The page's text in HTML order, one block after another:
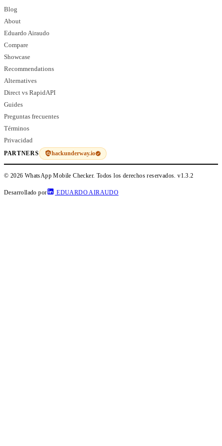
Blog
About
Eduardo Airaudo
Compare
Showcase
Recommendations
Alternatives
Direct vs RapidAPI
Guides
Preguntas frecuentes
Términos
Privacidad
PARTNERS hackunderway.io
© 2026 WhatsApp Mobile Checker. Todos los derechos reservados.v1.3.2
Desarrollado por EDUARDO AIRAUDO